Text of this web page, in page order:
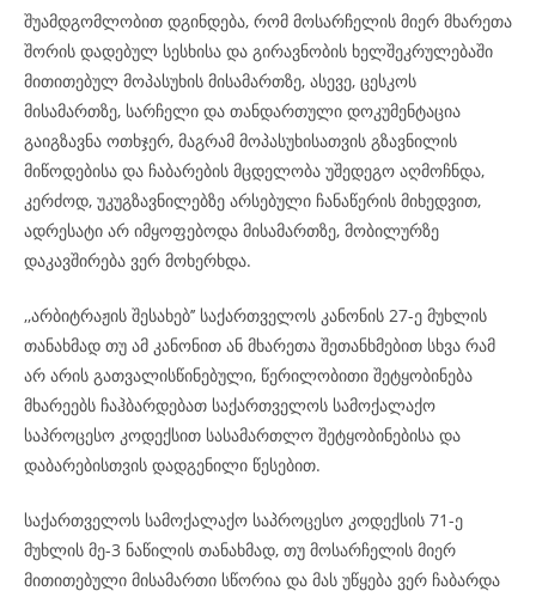
შუამდგომლობით დგინდება, რომ მოსარჩელის მიერ მხარეთა
შორის დადებულ სესხისა და გირავნობის ხელშეკრულებაში
მითითებულ მოპასუხის მისამართზე, ასევე, ცესკოს
მისამართზე, სარჩელი და თანდართული დოკუმენტაცია
გაიგზავნა ოთხჯერ, მაგრამ მოპასუხისათვის გზავნილის
მიწოდებისა და ჩაბარების მცდელობა უშედეგო აღმოჩნდა,
კერძოდ, უკუგზავნილებზე არსებული ჩანაწერის მიხედვით,
ადრესატი არ იმყოფებოდა მისამართზე, მობილურზე
დაკავშირება ვერ მოხერხდა.
,,არბიტრაჟის შესახებ’’ საქართველოს კანონის 27-ე მუხლის
თანახმად თუ ამ კანონით ან მხარეთა შეთანხმებით სხვა რამ
არ არის გათვალისწინებული, წერილობითი შეტყობინება
მხარეებს ჩაჰბარდებათ საქართველოს სამოქალაქო
საპროცესო კოდექსით სასამართლო შეტყობინებისა და
დაბარებისთვის დადგენილი წესებით.
საქართველოს სამოქალაქო საპროცესო კოდექსის 71-ე
მუხლის მე-3 ნაწილის თანახმად, თუ მოსარჩელის მიერ
მითითებული მისამართი სწორია და მას უწყება ვერ ჩაბარდა